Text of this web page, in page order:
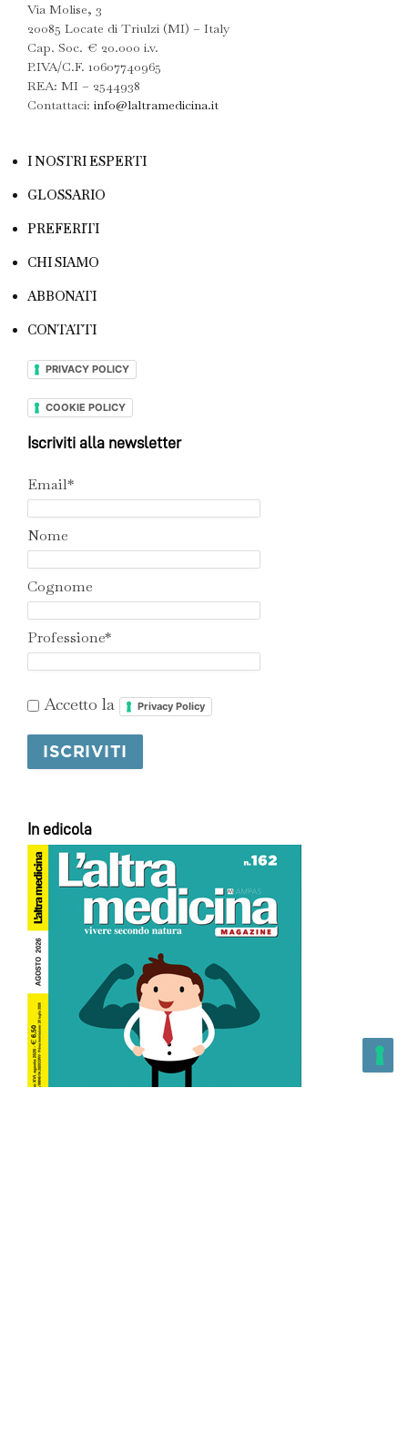
Via Molise, 3
20085 Locate di Triulzi (MI) – Italy
Cap. Soc. € 20.000 i.v.
P.IVA/C.F. 10607740965
REA: MI – 2544938
Contattaci: info@laltramedicina.it
I NOSTRI ESPERTI
GLOSSARIO
PREFERITI
CHI SIAMO
ABBONATI
CONTATTI
PRIVACY POLICY
COOKIE POLICY
Iscriviti alla newsletter
Email*
Nome
Cognome
Professione*
Accetto la Privacy Policy
In edicola